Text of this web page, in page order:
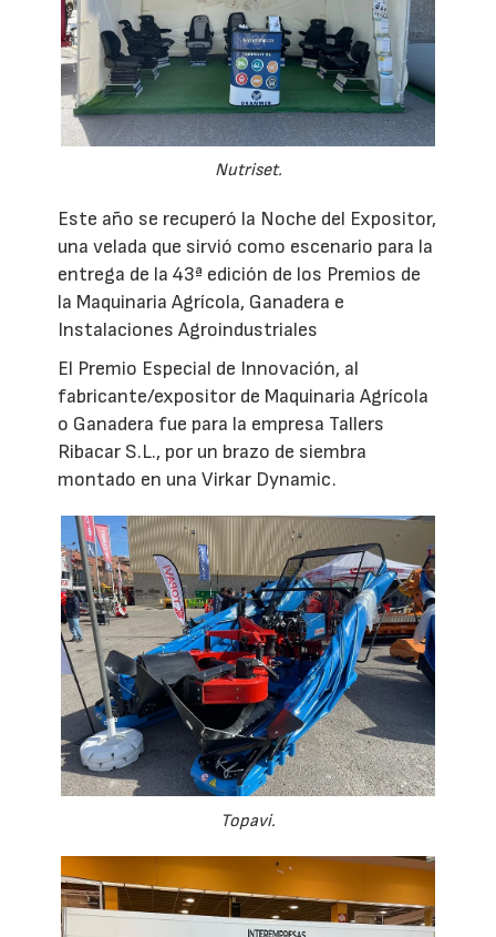
Nutriset.
Este año se recuperó la Noche del Expositor,
una velada que sirvió como escenario para la
entrega de la 43ª edición de los Premios de
la Maquinaria Agrícola, Ganadera e
Instalaciones Agroindustriales
El Premio Especial de Innovación, al
fabricante/expositor de Maquinaria Agrícola
o Ganadera fue para la empresa Tallers
Ribacar S.L., por un brazo de siembra
montado en una Virkar Dynamic.
Topavi.